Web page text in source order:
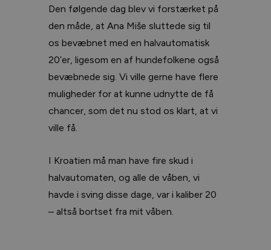
Den følgende dag blev vi forstærket på
den måde, at Ana Miše sluttede sig til
os bevæbnet med en halvautomatisk
20’er, ligesom en af hundefolkene også
bevæbnede sig. Vi ville gerne have flere
muligheder for at kunne udnytte de få
chancer, som det nu stod os klart, at vi
ville få.
I Kroatien må man have fire skud i
halvautomaten, og alle de våben, vi
havde i sving disse dage, var i kaliber 20
– altså bortset fra mit våben.